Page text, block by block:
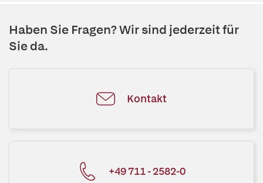
Haben Sie Fragen? Wir sind jederzeit für
Sie da.
Kontakt
+49 711 - 2582-0